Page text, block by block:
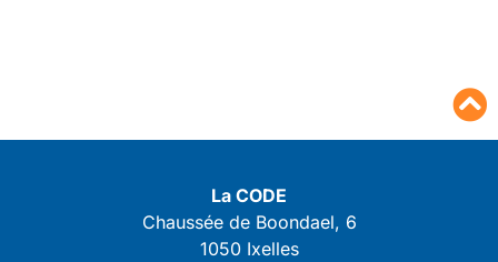
La CODE
Chaussée de Boondael, 6
1050 Ixelles